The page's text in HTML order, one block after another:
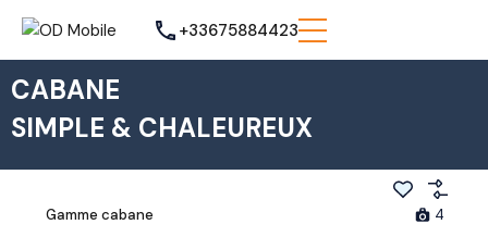
+33675884423
CABANE
SIMPLE & CHALEUREUX
Gamme cabane 4